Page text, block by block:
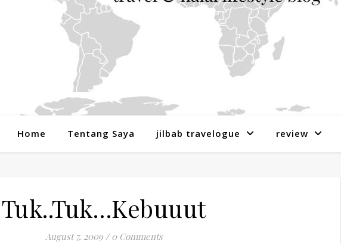
Home Tentang Saya jilbab travelogue review
Tuk..Tuk…Kebuuut
August 7, 2009 / 0 Comments